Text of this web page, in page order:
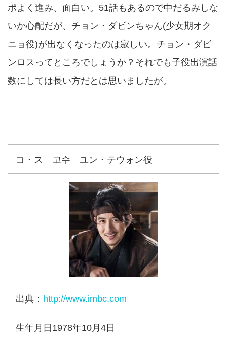
ポよく進み、面白い。51話もあるので中だるみしな
いか心配だが、チョン・ダビンちゃん(少女期オク
ニョ役)が出なくなったのは寂しい。チョン・ダビ
ンロスってところでしょうか？それでも子役出演話
数にしては長い方だとは思いましたが。
コ・ス 고수 ユン・テウォン役
出典： http://www.imbc.com
生年月日1978年10月4日